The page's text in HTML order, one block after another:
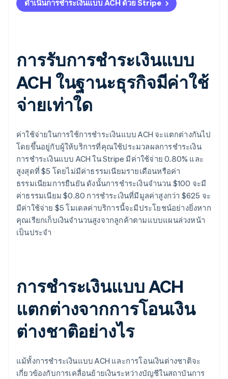
ดำเนินการชำระเงินแบบ ACH ด้วย Stripe
การรับการชำระเงินแบบ
ACH ในฐานะธุรกิจมีค่าใช้
จ่ายเท่าใด
ค่าใช้จ่ายในการใช้การชำระเงินแบบ ACH จะแตกต่างกันไป
โดยขึ้นอยู่กับผู้ให้บริการที่คุณใช้ประมวลผลการชำระเงิน
การชำระเงินแบบ ACH ใน Stripe มีค่าใช้จ่าย 0.80% และ
สูงสุดที่ $5 โดยไม่มีค่าธรรมเนียมรายเดือนหรือค่า
ธรรมเนียมการยืนยัน ดังนั้นการชำระเงินจำนวน $100 จะมี
ค่าธรรมเนียม $0.80 การชำระเงินที่มีมูลค่าสูงกว่า $625 จะ
มีค่าใช้จ่าย $5 โมเดลค่าบริการนี้จะมีประโยชน์อย่างยิ่งหาก
คุณเรียกเก็บเงินจำนวนสูงจากลูกค้าตามแบบแผนล่วงหน้า
เป็นประจำ
การชำระเงินแบบ ACH
แตกต่างจากการโอนเงิน
ต่างชาติอย่างไร
แม้ทั้งการชำระเงินแบบ ACH และการโอนเงินต่างชาติจะ
เกี่ยวข้องกับการเคลื่อนย้ายเงินระหว่างบัญชีในสถาบันการ